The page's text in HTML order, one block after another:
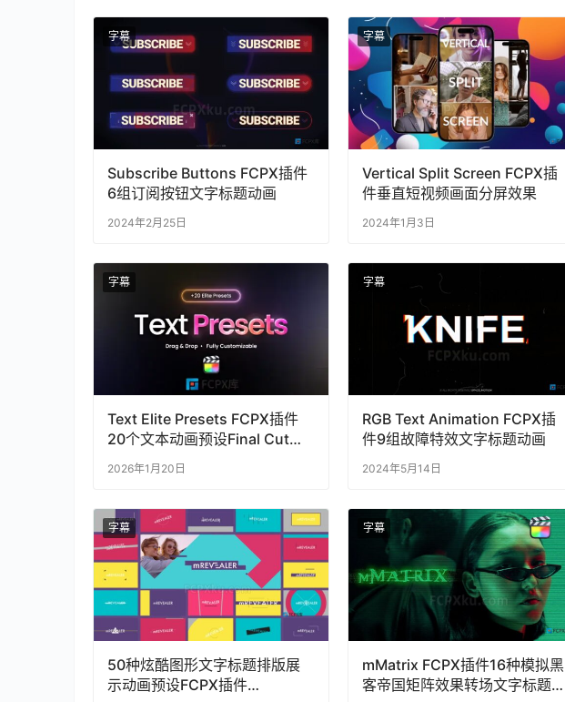
字幕
Subscribe Buttons FCPX插件
6组订阅按钮文字标题动画
2024年2月25日
字幕
Vertical Split Screen FCPX插
件垂直短视频画面分屏效果
2024年1月3日
字幕
Text Elite Presets FCPX插件
20个文本动画预设Final Cut
2026年1月20日
字幕
RGB Text Animation FCPX插
件9组故障特效文字标题动画
2024年5月14日
字幕
50种炫酷图形文字标题排版展
示动画预设FCPX插件
字幕
mMatrix FCPX插件16种模拟黑
客帝国矩阵效果转场文字标题特